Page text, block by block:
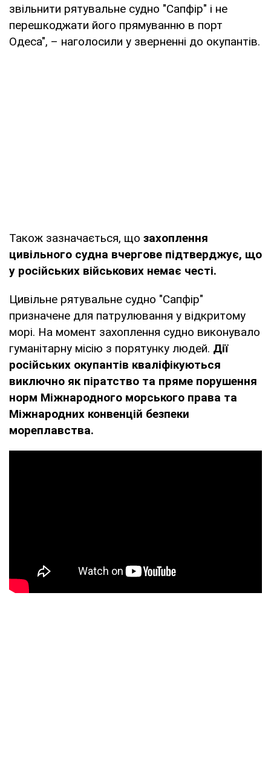
звільнити рятувальне судно "Сапфір" і не
перешкоджати його прямуванню в порт
Одеса", – наголосили у зверненні до окупантів.
Також зазначається, що захоплення
цивільного судна вчергове підтверджує, що
у російських військових немає честі.
Цивільне рятувальне судно "Сапфір"
призначене для патрулювання у відкритому
морі. На момент захоплення судно виконувало
гуманітарну місію з порятунку людей. Дії
російських окупантів кваліфікуються
виключно як піратство та пряме порушення
норм Міжнародного морського права та
Міжнародних конвенцій безпеки
мореплавства.